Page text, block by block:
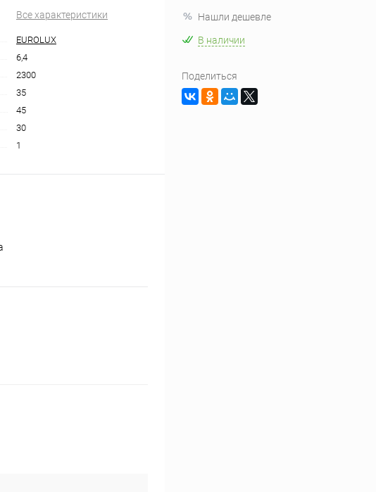
Все характеристики
EUROLUX
6,4
2300
35
45
30
1
Нашли дешевле
В наличии
Поделиться